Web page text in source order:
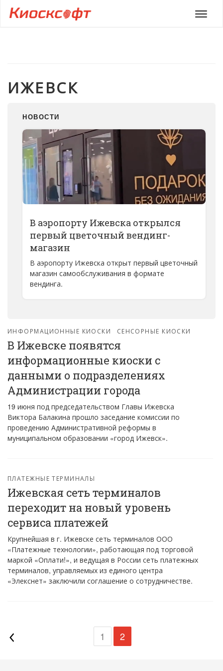
Меню
ИЖЕВСК
НОВОСТИ
В аэропорту Ижевска открылся
первый цветочный вендинг-
магазин
В аэропорту Ижевска открыт первый цветочный
магазин самообслуживания в формате
вендинга.
ИНФОРМАЦИОННЫЕ КИОСКИ СЕНСОРНЫЕ КИОСКИ
В Ижевске появятся
информационные киоски с
данными о подразделениях
Администрации города
19 июня под председательством Главы Ижевска
Виктора Балакина прошло заседание комиссии по
проведению Административной реформы в
муниципальном образовании «город Ижевск».
ПЛАТЕЖНЫЕ ТЕРМИНАЛЫ
Ижевская сеть терминалов
переходит на новый уровень
сервиса платежей
Крупнейшая в г. Ижевске сеть терминалов ООО
«Платежные технологии», работающая под торговой
маркой «Оплати!», и ведущая в России сеть платежных
терминалов, управляемых из единого центра
«Элекснет» заключили соглашение о сотрудничестве.
1 2